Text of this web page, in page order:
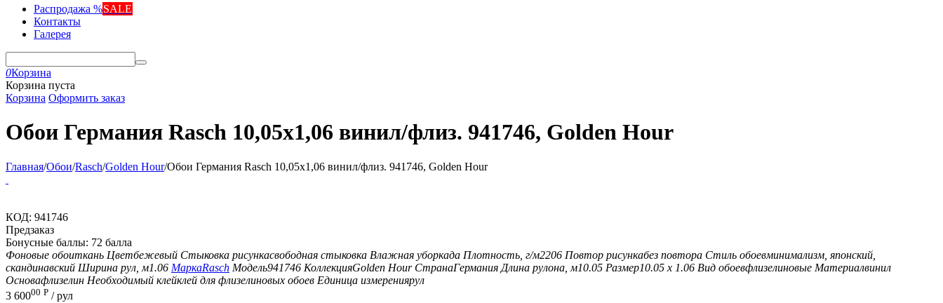
Распродажа %SALE
Контакты
Галерея
0Корзина
Корзина пуста
Корзина Оформить заказ
Обои Германия Rasch 10,05x1,06 винил/флиз. 941746, Golden Hour
Главная/Обои/Rasch/Golden Hour/Обои Германия Rasch 10,05x1,06 винил/флиз. 941746, Golden Hour
КОД: 941746
Предзаказ
Бонусные баллы: 72 балла
Фоновые обоиткань Цветбежевый Стыковка рисункасвободная стыковка Влажная уборкада Плотность, г/м2206 Повтор рисункабез повтора Стиль обоевминимализм, японский,
скандинавский Ширина рул, м1.06 МаркаRasch Модель941746 КоллекцияGolden Hour СтранаГермания Длина рулона, м10.05 Размер10.05 х 1.06 Вид обоевфлизелиновые Материалвинил
Основафлизелин Необходимый клейклей для флизелиновых обоев Единица измерениярул
3 60000 Р / рул